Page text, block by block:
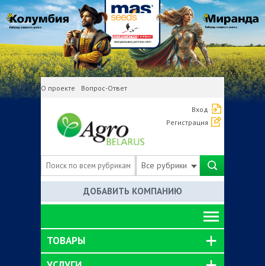
О проекте Вопрос-Ответ
Вход
Регистрация
Все рубрики
ДОБАВИТЬ КОМПАНИЮ
ТОВАРЫ